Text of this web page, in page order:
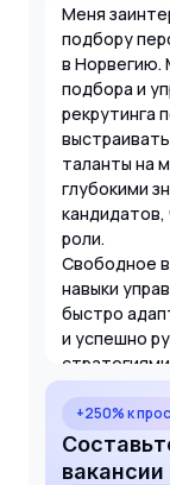
Меня
подбору
в Норвегию.
подбора и
рекрутинга
таланты на
глубокими
кандидатов,
роли.
Свободное
навыки
быстро
и успешно
развитие
высокое
поможет
+250% к